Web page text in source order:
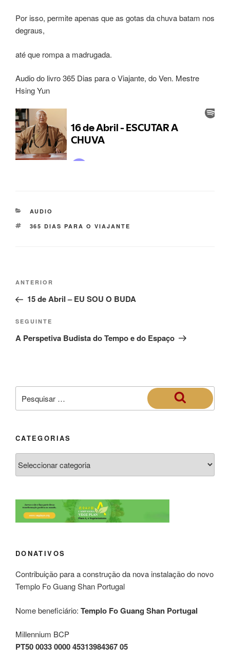
Por isso, permite apenas que as gotas da chuva batam nos
degraus,
até que rompa a madrugada.
Audio do livro 365 Dias para o Viajante, do Ven. Mestre
Hsing Yun
AUDIO
365 DIAS PARA O VIAJANTE
ANTERIOR
15 de Abril – EU SOU O BUDA
SEGUINTE
A Perspetiva Budista do Tempo e do Espaço
CATEGORIAS
DONATIVOS
Contribuição para a construção da nova instalação do novo
Templo Fo Guang Shan Portugal
Nome beneficiário: Templo Fo Guang Shan Portugal
Millennium BCP
PT50 0033 0000 45313984367 05